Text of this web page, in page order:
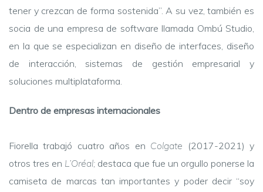
tener y crezcan de forma sostenida”. A su vez, también es
socia de una empresa de software llamada Ombú Studio,
en la que se especializan en diseño de interfaces, diseño
de interacción, sistemas de gestión empresarial y
soluciones multiplataforma.
Dentro de empresas internacionales
Fiorella trabajó cuatro años en Colgate (2017-2021) y
otros tres en L’Oréal; destaca que fue un orgullo ponerse la
camiseta de marcas tan importantes y poder decir “soy